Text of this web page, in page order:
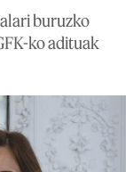
buruzko
ko adituak